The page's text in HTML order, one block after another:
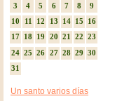
3
4 5 6 7 8
9
10
11 12 13 14 15
16
17 18 19 20 21 22
23
24 25 26 27 28 29
30
31
Un santo varios días